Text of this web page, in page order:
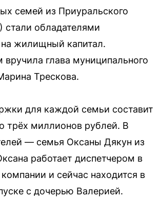
семей из Приуральского
обладателями
на жилищный капитал.
глава муниципального
Трескова.
для каждой семьи составит
трёх миллионов рублей. В
— семья Оксаны Дякун из
работает диспетчером в
и сейчас находится в
с дочерью Валерией.